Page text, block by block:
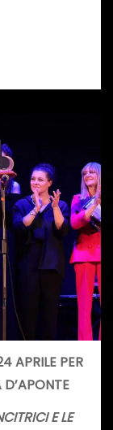
APRILE PER
E LE